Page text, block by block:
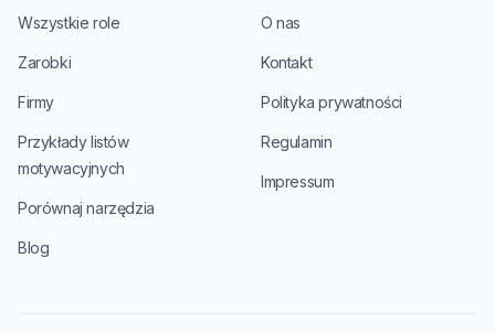
Wszystkie role
Zarobki
Firmy
Przykłady listów
motywacyjnych
Porównaj narzędzia
Blog
O nas
Kontakt
Polityka prywatności
Regulamin
Impressum